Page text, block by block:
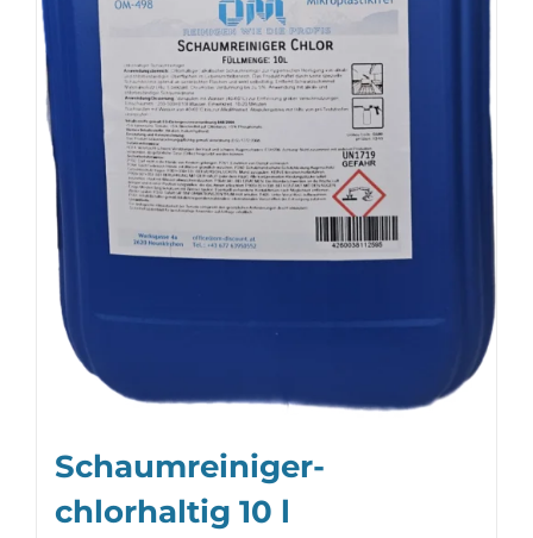
Schaumreiniger-
chlorhaltig 10 l